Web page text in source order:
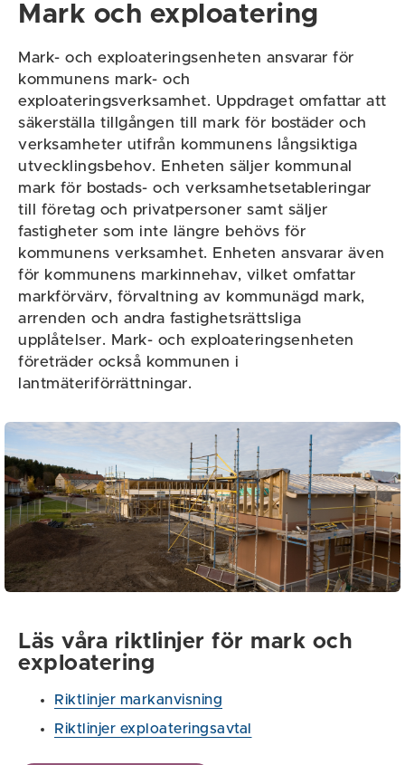
Mark och exploatering
Mark- och exploateringsenheten ansvarar för
kommunens mark- och
exploateringsverksamhet. Uppdraget omfattar att
säkerställa tillgången till mark för bostäder och
verksamheter utifrån kommunens långsiktiga
utvecklingsbehov. Enheten säljer kommunal
mark för bostads- och verksamhetsetableringar
till företag och privatpersoner samt säljer
fastigheter som inte längre behövs för
kommunens verksamhet. Enheten ansvarar även
för kommunens markinnehav, vilket omfattar
markförvärv, förvaltning av kommunägd mark,
arrenden och andra fastighetsrättsliga
upplåtelser. Mark- och exploateringsenheten
företräder också kommunen i
lantmäteriförrättningar.
Läs våra riktlinjer för mark och
exploatering
Riktlinjer markanvisning
Riktlinjer exploateringsavtal